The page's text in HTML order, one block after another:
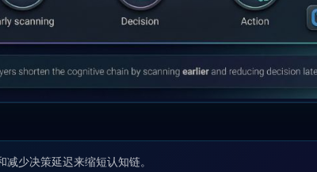
少决策延迟来缩短认知链。